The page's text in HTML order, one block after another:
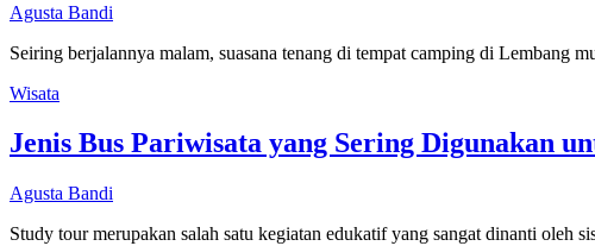
Agusta Bandi
Seiring berjalannya malam, suasana tenang di tempat camping di Lembang
Wisata
Jenis Bus Pariwisata yang Sering Digunakan
Agusta Bandi
Study tour merupakan salah satu kegiatan edukatif yang sangat dinanti oleh